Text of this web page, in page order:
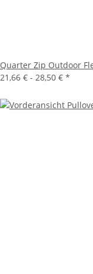
Quarter Zip Outdoor
21,66 € - 28,50 € *